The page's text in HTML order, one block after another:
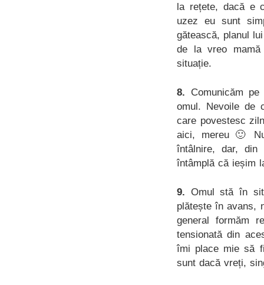
la rețete, dacă e
uzez eu sunt
gătească, planul
de la vreo
situație.
8. Comunicăm
omul. Nevoile de
care povestesc
aici, mereu 🙂
întâlnire, dar,
întâmplă că ieșim
9. Omul stă în
plătește în avans,
general formăm
tensionată din
îmi place mie să
sunt dacă vreți,